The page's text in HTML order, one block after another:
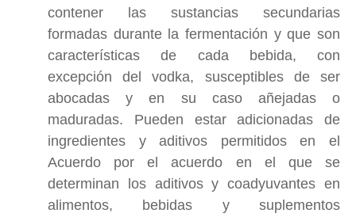
contener las sustancias secundarias
formadas durante la fermentación y que son
características de cada bebida, con
excepción del vodka, susceptibles de ser
abocadas y en su caso añejadas o
maduradas. Pueden estar adicionadas de
ingredientes y aditivos permitidos en el
Acuerdo por el acuerdo en el que se
determinan los aditivos y coadyuvantes en
alimentos, bebidas y suplementos